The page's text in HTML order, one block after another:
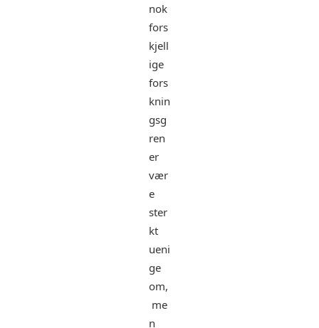
nok
fors
kjell
ige
fors
knin
gsg
ren
er
vær
e
ster
kt
ueni
ge
om,
me
n